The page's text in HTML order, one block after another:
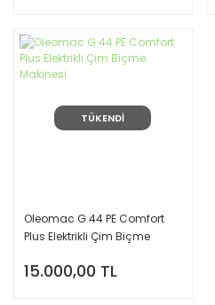
TÜKENDİ
Oleomac G 44 PE Comfort
Plus Elektrikli Çim Biçme
15.000,00 TL